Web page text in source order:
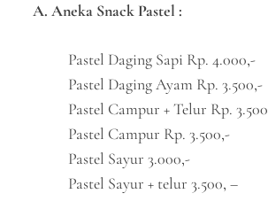
A. Aneka Snack Pastel :
Pastel Daging Sapi Rp. 4.000,-
Pastel Daging Ayam Rp. 3.500,-
Pastel Campur + Telur Rp. 3.500
Pastel Campur Rp. 3.500,-
Pastel Sayur 3.000,-
Pastel Sayur + telur 3.500, –